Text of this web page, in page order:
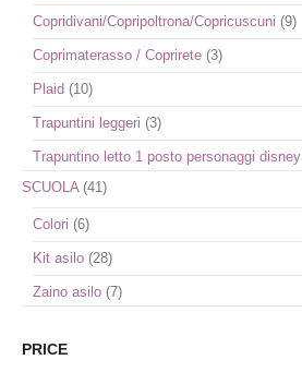
Copridivani/Copripoltrona/Copricuscuni (9)
Coprimaterasso / Coprirete (3)
Plaid (10)
Trapuntini leggeri (3)
Trapuntino letto 1 posto personaggi disney
SCUOLA (41)
Colori (6)
Kit asilo (28)
Zaino asilo (7)
PRICE